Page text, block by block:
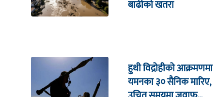
बाढीको खतरा
हुथी विद्रोहीको आक्रमणमा
यमनका ३० सैनिक मारिए,